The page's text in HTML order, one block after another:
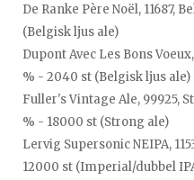
De Ranke Père Noël, 11687,
(Belgisk ljus ale)
Dupont Avec Les Bons Voeux,
% - 2040 st (Belgisk ljus ale)
Fuller's Vintage Ale, 99925,
% - 18000 st (Strong ale)
Lervig Supersonic NEIPA,
12000 st (Imperial/dubbel